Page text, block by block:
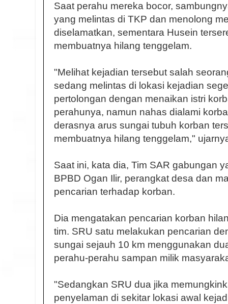
Saat perahu mereka bocor,
yang melintas di TKP dan menolong
diselamatkan, sementara Husein
membuatnya hilang tenggelam.
"Melihat kejadian tersebut salah
sedang melintas di lokasi kejadian
pertolongan dengan menaikan istri
perahunya, namun nahas dialami
derasnya arus sungai tubuh korban
membuatnya hilang tenggelam,"
Saat ini, kata dia, Tim SAR gabungan
BPBD Ogan Ilir, perangkat desa dan
pencarian terhadap korban.
Dia mengatakan pencarian korban
tim. SRU satu melakukan pencarian
sungai sejauh 10 km menggunakan
perahu-perahu sampan milik
"Sedangkan SRU dua jika
penyelaman di sekitar lokasi awal